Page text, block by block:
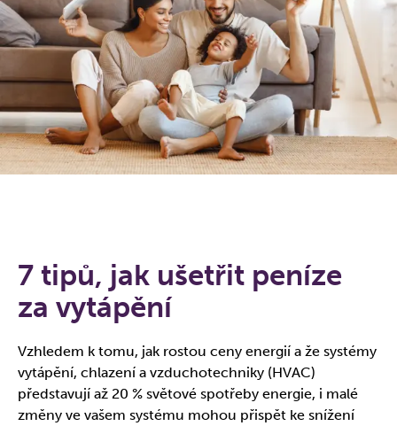
7 tipů, jak ušetřit peníze
za vytápění
Vzhledem k tomu, jak rostou ceny energií a že systémy
vytápění, chlazení a vzduchotechniky (HVAC)
představují až 20 % světové spotřeby energie, i malé
změny ve vašem systému mohou přispět ke snížení